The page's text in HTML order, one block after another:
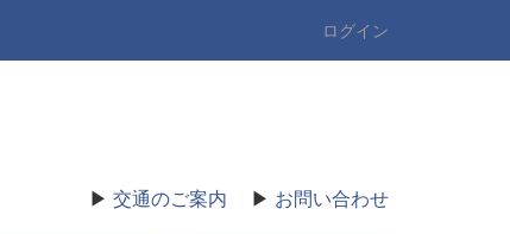
ログイン
▶ 交通のご案内 ▶ お問い合わせ